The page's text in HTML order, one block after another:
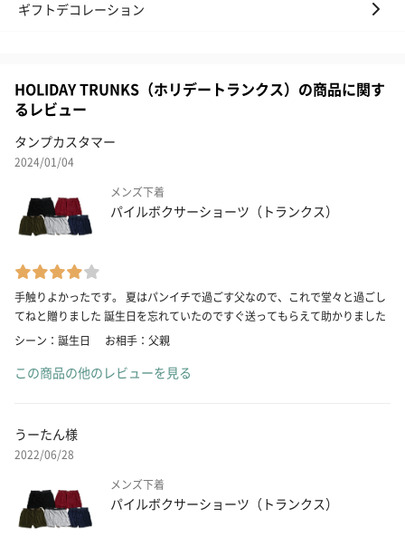
ギフトデコレーション
HOLIDAY TRUNKS（ホリデートランクス）の商品に関す
るレビュー
タンプカスタマー
2024/01/04
メンズ下着
パイルボクサーショーツ（トランクス）
手触りよかったです。 夏はパンイチで過ごす父なので、これで堂々と過ごし
てねと贈りました 誕生日を忘れていたのですぐ送ってもらえて助かりました
シーン：誕生日
お相手：父親
この商品の他のレビューを見る
うーたん様
2022/06/28
メンズ下着
パイルボクサーショーツ（トランクス）